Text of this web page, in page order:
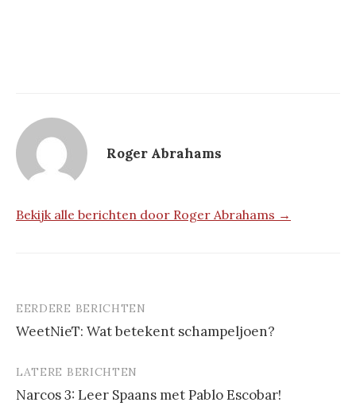
Roger Abrahams
Bekijk alle berichten door Roger Abrahams →
Berichtnavigatie
EERDERE BERICHTEN
WeetNieT: Wat betekent schampeljoen?
LATERE BERICHTEN
Narcos 3: Leer Spaans met Pablo Escobar!